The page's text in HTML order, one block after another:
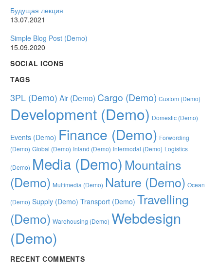
Будущая лекция
13.07.2021
Simple Blog Post (Demo)
15.09.2020
SOCIAL ICONS
TAGS
3PL (Demo) Air (Demo) Cargo (Demo) Custom (Demo)
Development (Demo) Domestic (Demo)
Events (Demo) Finance (Demo) Forwording
(Demo) Global (Demo) Inland (Demo) Intermodal (Demo) Logistics
(Demo) Media (Demo) Mountains
(Demo) Multimedia (Demo) Nature (Demo) Ocean
(Demo) Supply (Demo) Transport (Demo) Travelling
(Demo) Warehousing (Demo) Webdesign
(Demo)
RECENT COMMENTS